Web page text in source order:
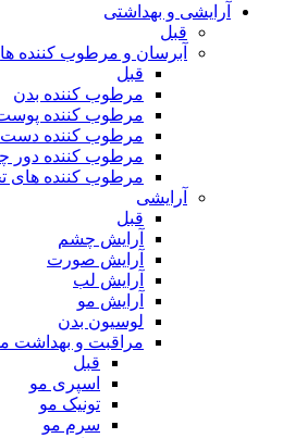
آرایشی و بهداشتی
قبل
آبرسان و مرطوب کننده ها
قبل
مرطوب کننده بدن
مرطوب کننده
مرطوب کننده
مرطوب کننده دور
مرطوب کننده
آرایشی
قبل
آرایش چشم
آرایش صورت
آرایش لب
آرایش مو
لوسیون بدن
مراقبت و بهداشت
قبل
اسپری مو
تونیک مو
سرم مو